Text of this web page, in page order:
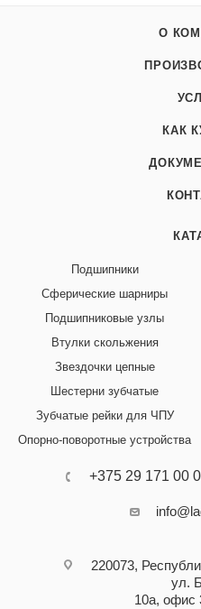
О
КАК
Подшипники
Сферические шарниры
Подшипниковые узлы
Втулки скольжения
Звездочки цепные
Шестерни зубчатые
Зубчатые рейки для ЧПУ
Опорно-поворотные устройства
+375 29 171 00
220073,
ул.
10а, офис